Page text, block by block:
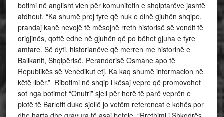
botimi në anglisht vlen për komunitetin e shqiptarëve jashtë
atdheut. “Ka shumë prej tyre që nuk e dinë gjuhën shqipe,
prandaj kanë nevojë të mësojnë rreth historisë së vendit të
origjinës, qoftë edhe në gjuhën që po bëhet gjuha e tyre
amtare. Së dyti, historianëve që merren me historinë e
Ballkanit, Shqipërisë, Perandorisë Osmane apo të
Republikës së Venedikut etj. Ka kaq shumë informacion në
këtë libër.” Ribotimi në shqip i kësaj vepre që promovohet
sot nga botimet “Onufri” sjell për herë të parë veprën e
plotë të Barletit duke sjellë jo vetëm referencat e kohës por